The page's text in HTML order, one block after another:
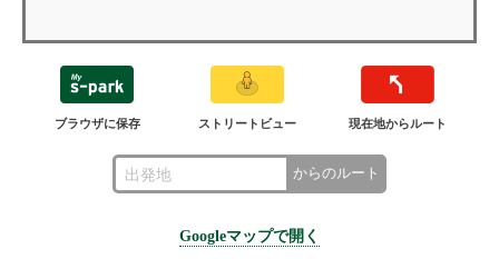
ブラウザに保存 ストリートビュー 現在地からルート
からのルート
Googleマップで開く